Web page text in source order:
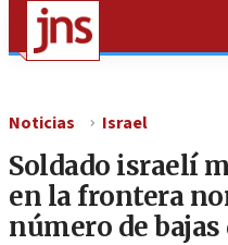
Noticias Israel
Soldado israelí
en la frontera
número de bajas